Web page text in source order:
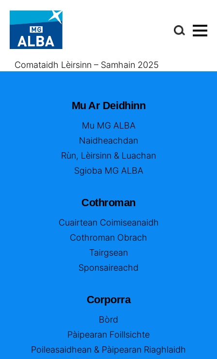
Comataidh Lèirsinn – Samhain 2025
Mu Ar Deidhinn
Mu MG ALBA
Naidheachdan
Rùn, Lèirsinn & Luachan
Sgioba MG ALBA
Cothroman
Cuairtean Coimiseanaidh
Cothroman Obrach
Tairgsean
Sponsaireachd
Corporra
Bòrd
Pàipearan Foillsichte
Poileasaidhean & Pàipearan Riaghlaidh